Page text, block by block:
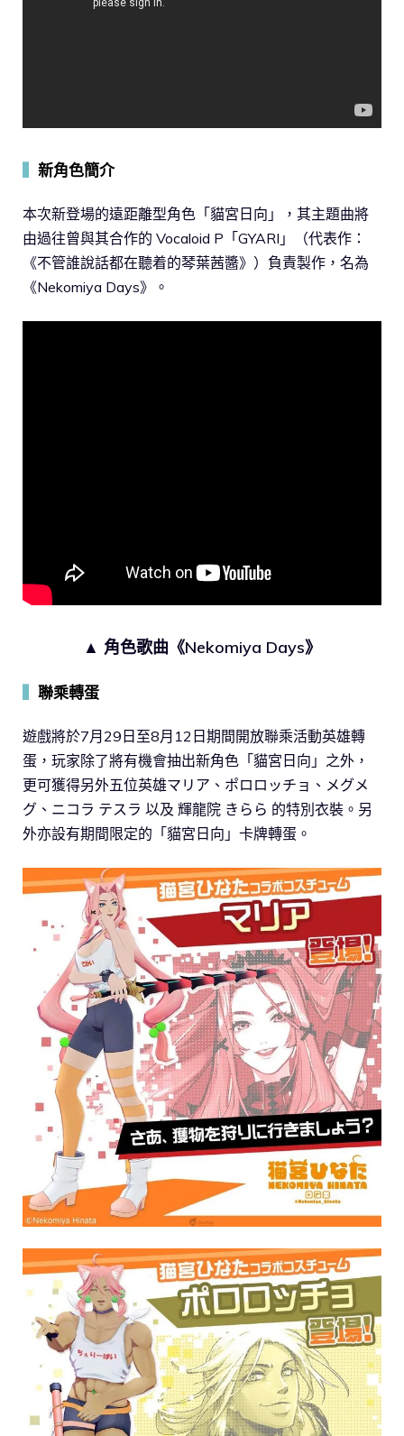
新角色簡介
本次新登場的遠距離型角色「貓宮日向」，其主題曲將
由過往曾與其合作的 Vocaloid P「GYARI」（代表作：
《不管誰說話都在聽着的琴葉茜醬》）負責製作，名為
《Nekomiya Days》。
▲ 角色歌曲《Nekomiya Days》
聯乘轉蛋
遊戲將於7月29日至8月12日期間開放聯乘活動英雄轉
蛋，玩家除了將有機會抽出新角色「貓宮日向」之外，
更可獲得另外五位英雄マリア、ポロロッチョ、メグメ
グ、ニコラ テスラ 以及 輝龍院 きらら 的特別衣裝。另
外亦設有期間限定的「貓宮日向」卡牌轉蛋。